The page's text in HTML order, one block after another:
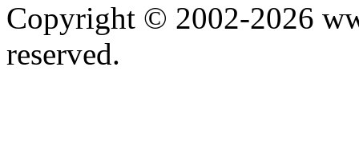
Copyright © 2002-2026
reserved.